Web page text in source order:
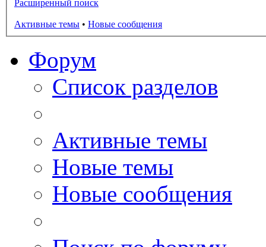
Расширенный поиск
Активные темы • Новые сообщения
Форум
Список разделов
Активные темы
Новые темы
Новые сообщения